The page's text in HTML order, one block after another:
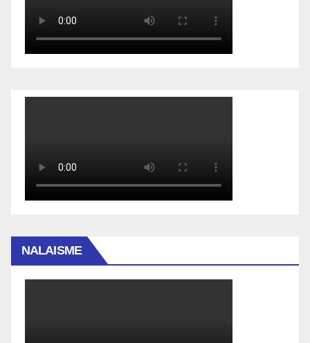
NALAISME